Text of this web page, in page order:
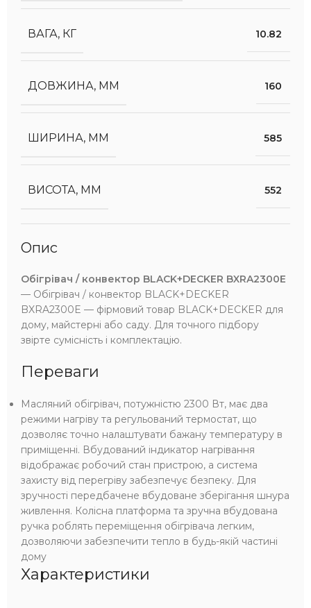
ВАГА, КГ 10.82
ДОВЖИНА, ММ 160
ШИРИНА, ММ 585
ВИСОТА, ММ 552
Опис
Обігрівач / конвектор BLACK+DECKER BXRA2300E
— Обігрівач / конвектор BLACK+DECKER
BXRA2300E — фірмовий товар BLACK+DECKER для
дому, майстерні або саду. Для точного підбору
звірте сумісність і комплектацію.
Переваги
Масляний обігрівач, потужністю 2300 Вт, має два
режими нагріву та регульований термостат, що
дозволяє точно налаштувати бажану температуру в
приміщенні. Вбудований індикатор нагрівання
відображає робочий стан пристрою, а система
захисту від перегріву забезпечує безпеку. Для
зручності передбачене вбудоване зберігання шнура
живлення. Колісна платформа та зручна вбудована
ручка роблять переміщення обігрівача легким,
дозволяючи забезпечити тепло в будь-якій частині
дому
Характеристики